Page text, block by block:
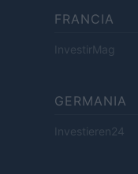
FRANCIA
InvestirMag
GERMANIA
Investieren24